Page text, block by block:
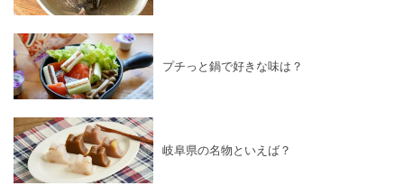
プチっと鍋で好きな味は？
岐阜県の名物といえば？